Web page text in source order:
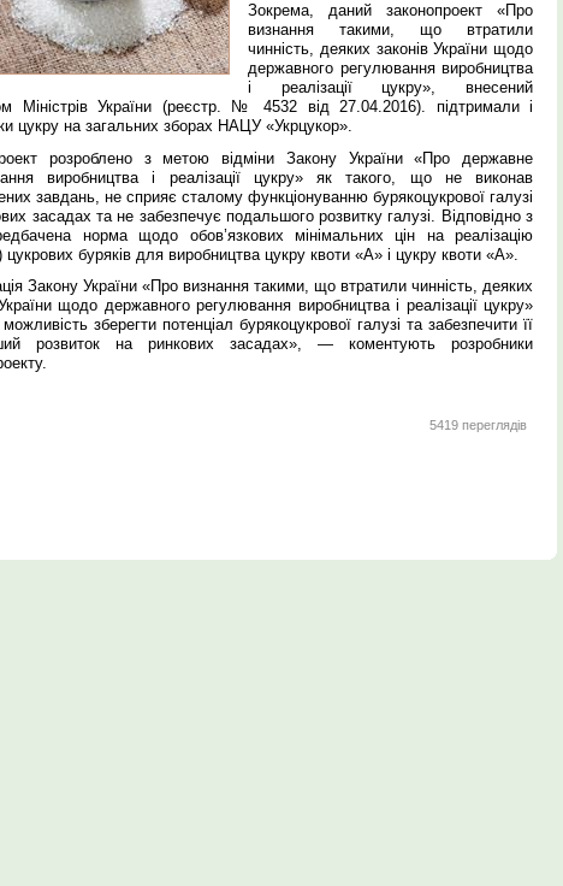
Зокрема, даний законопроект «Про
визнання такими, що втратили
чинність, деяких законів України щодо
державного регулювання виробництва
і реалізації цукру», внесений
Міністрів України (реєстр. № 4532 від 27.04.2016). підтримали і
цукру на загальних зборах НАЦУ «Укрцукор».
розроблено з метою відміни Закону України «Про державне
виробництва і реалізації цукру» як такого, що не виконав
завдань, не сприяє сталому функціонуванню бурякоцукрової галузі
засадах та не забезпечує подальшого розвитку галузі. Відповідно з
норма щодо обов’язкових мінімальних цін на реалізацію
буряків для виробництва цукру квоти «А» і цукру квоти «А».
Закону України «Про визнання такими, що втратили чинність, деяких
щодо державного регулювання виробництва і реалізації цукру»
зберегти потенціал бурякоцукрової галузі та забезпечити її
розвиток на ринкових засадах», — коментують розробники
5419 переглядів